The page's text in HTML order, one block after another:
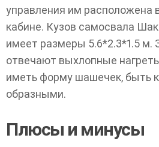
управления им расположена
кабине. Кузов самосвала
имеет размеры 5.6*2.3*1.5 м.
отвечают выхлопные
иметь форму шашечек, быть
образными.
Плюсы и минусы